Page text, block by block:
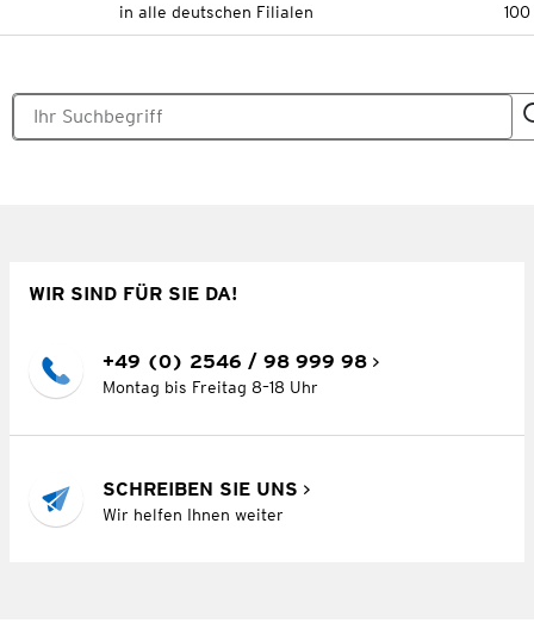
in alle deutschen Filialen
WIR SIND FÜR SIE DA!
+49 (0) 2546 / 98 999 98
Montag bis Freitag 8–18 Uhr
SCHREIBEN SIE UNS
Wir helfen Ihnen weiter